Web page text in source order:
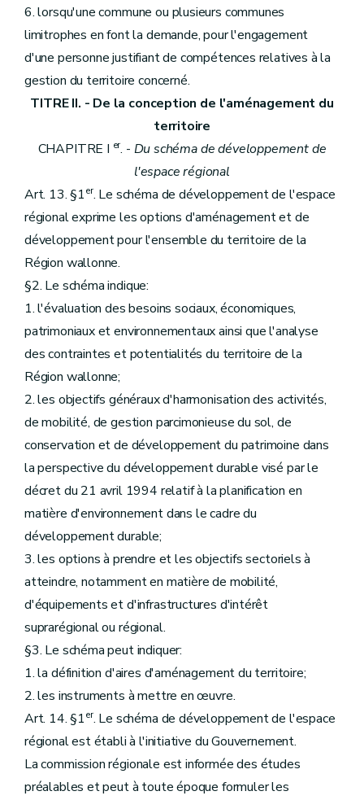
6. lorsqu'une commune ou plusieurs communes
limitrophes en font la demande, pour l'engagement
d'une personne justifiant de compétences relatives à la
gestion du territoire concerné.
TITRE II. - De la conception de l'aménagement du
territoire
CHAPITRE I er. - Du schéma de développement de
l'espace régional
Art. 13. §1er. Le schéma de développement de l'espace
régional exprime les options d'aménagement et de
développement pour l'ensemble du territoire de la
Région wallonne.
§2. Le schéma indique:
1. l'évaluation des besoins sociaux, économiques,
patrimoniaux et environnementaux ainsi que l'analyse
des contraintes et potentialités du territoire de la
Région wallonne;
2. les objectifs généraux d'harmonisation des activités,
de mobilité, de gestion parcimonieuse du sol, de
conservation et de développement du patrimoine dans
la perspective du développement durable visé par le
décret du 21 avril 1994 relatif à la planification en
matière d'environnement dans le cadre du
développement durable;
3. les options à prendre et les objectifs sectoriels à
atteindre, notamment en matière de mobilité,
d'équipements et d'infrastructures d'intérêt
suprarégional ou régional.
§3. Le schéma peut indiquer:
1. la définition d'aires d'aménagement du territoire;
2. les instruments à mettre en œuvre.
Art. 14. §1er. Le schéma de développement de l'espace
régional est établi à l'initiative du Gouvernement.
La commission régionale est informée des études
préalables et peut à toute époque formuler les